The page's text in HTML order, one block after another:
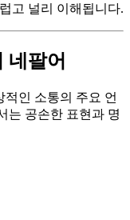
고 널리 이해됩니다.
네팔어
인 소통의 주요 언
는 공손한 표현과 명